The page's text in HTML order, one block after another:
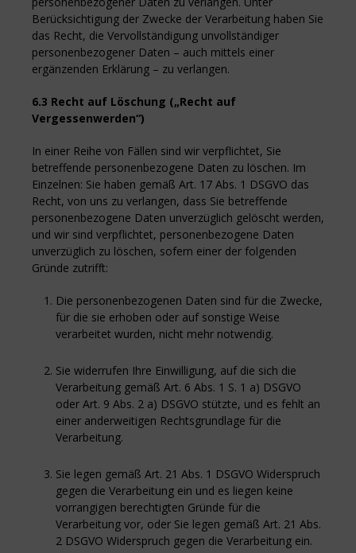
Berücksichtigung der Zwecke der Verarbeitung haben Sie
das Recht, die Vervollständigung unvollständiger
personenbezogener Daten – auch mittels einer
ergänzenden Erklärung – zu verlangen.
6.3 Recht auf Löschung („Recht auf
Vergessenwerden“)
In einer Reihe von Fällen sind wir verpflichtet, Sie
betreffende personenbezogene Daten zu löschen. Im
Einzelnen: Sie haben gemäß Art. 17 Abs. 1 DSGVO das
Recht, von uns zu verlangen, dass Sie betreffende
personenbezogene Daten unverzüglich gelöscht werden,
und wir sind verpflichtet, personenbezogene Daten
unverzüglich zu löschen, sofern einer der folgenden
Gründe zutrifft:
Die personenbezogenen Daten sind für die Zwecke,
für die sie erhoben oder auf sonstige Weise
verarbeitet wurden, nicht mehr notwendig.
Sie widerrufen Ihre Einwilligung, auf die sich die
Verarbeitung gemäß Art. 6 Abs. 1 S. 1 a) DSGVO
oder Art. 9 Abs. 2 a) DSGVO stützte, und es fehlt an
einer anderweitigen Rechtsgrundlage für die
Verarbeitung.
Sie legen gemäß Art. 21 Abs. 1 DSGVO Widerspruch
gegen die Verarbeitung ein und es liegen keine
vorrangigen berechtigten Gründe für die
Verarbeitung vor, oder Sie legen gemäß Art. 21 Abs.
2 DSGVO Widerspruch gegen die Verarbeitung ein.